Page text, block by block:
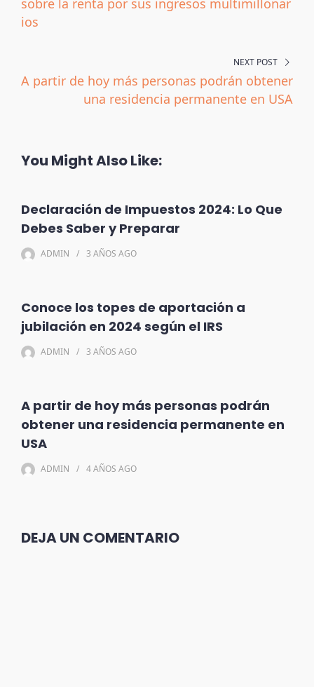
sobre la renta por sus ingresos multimillonar
ios
NEXT POST
A partir de hoy más personas podrán obtener
una residencia permanente en USA
You Might Also Like:
Declaración de Impuestos 2024: Lo Que
Debes Saber y Preparar
ADMIN 3 AÑOS AGO
Conoce los topes de aportación a
jubilación en 2024 según el IRS
ADMIN 3 AÑOS AGO
A partir de hoy más personas podrán
obtener una residencia permanente en
USA
ADMIN 4 AÑOS AGO
DEJA UN COMENTARIO